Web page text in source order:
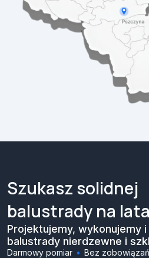
Szukasz solidnej
balustrady na
Projektujemy, wykonujemy
balustrady nierdzewne i
Darmowy pomiar Bez zobowiązań